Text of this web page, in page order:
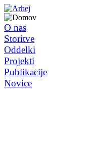
O nas
Storitve
Oddelki
Projekti
Publikacije
Novice